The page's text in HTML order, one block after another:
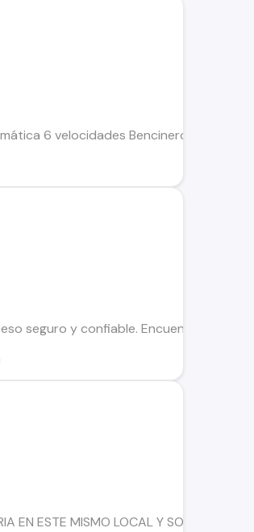
6 velocidades Bencinero Sistema
seguro y confiable. Encuentra el ideal
EN ESTE MISMO LOCAL Y SOMOS